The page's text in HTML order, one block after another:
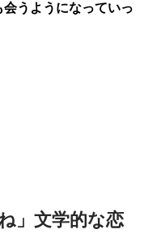
うようになっていっ
」文学的な恋